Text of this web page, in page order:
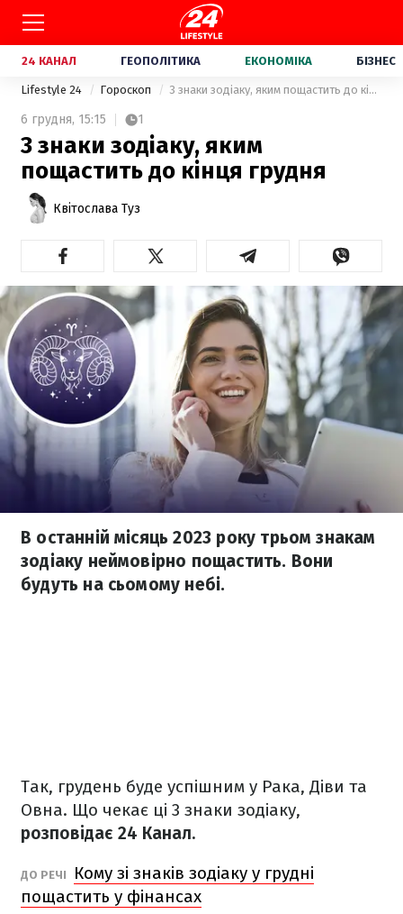
24 КАНАЛ ГЕОПОЛІТИКА ЕКОНОМІКА БІЗНЕС
Lifestyle 24 Гороскоп 3 знаки зодіаку, яким пощастить до кінця грудня
6 грудня, 15:15 1
3 знаки зодіаку, яким
пощастить до кінця грудня
Квітослава Туз
В останній місяць 2023 року трьом знакам
зодіаку неймовірно пощастить. Вони
будуть на сьомому небі.
Так, грудень буде успішним у Рака, Діви та
Овна. Що чекає ці 3 знаки зодіаку,
розповідає 24 Канал.
ДО РЕЧІ
Кому зі знаків зодіаку у грудні
пощастить у фінансах